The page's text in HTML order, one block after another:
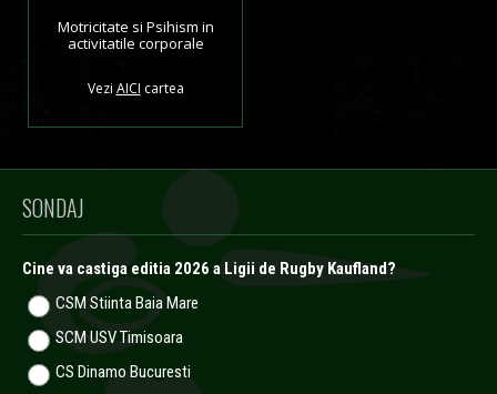
Motricitate si Psihism in
activitatile corporale
Vezi AICI cartea
SONDAJ
Cine va castiga editia 2026 a Ligii de Rugby Kaufland?
CSM Stiinta Baia Mare
SCM USV Timisoara
CS Dinamo Bucuresti